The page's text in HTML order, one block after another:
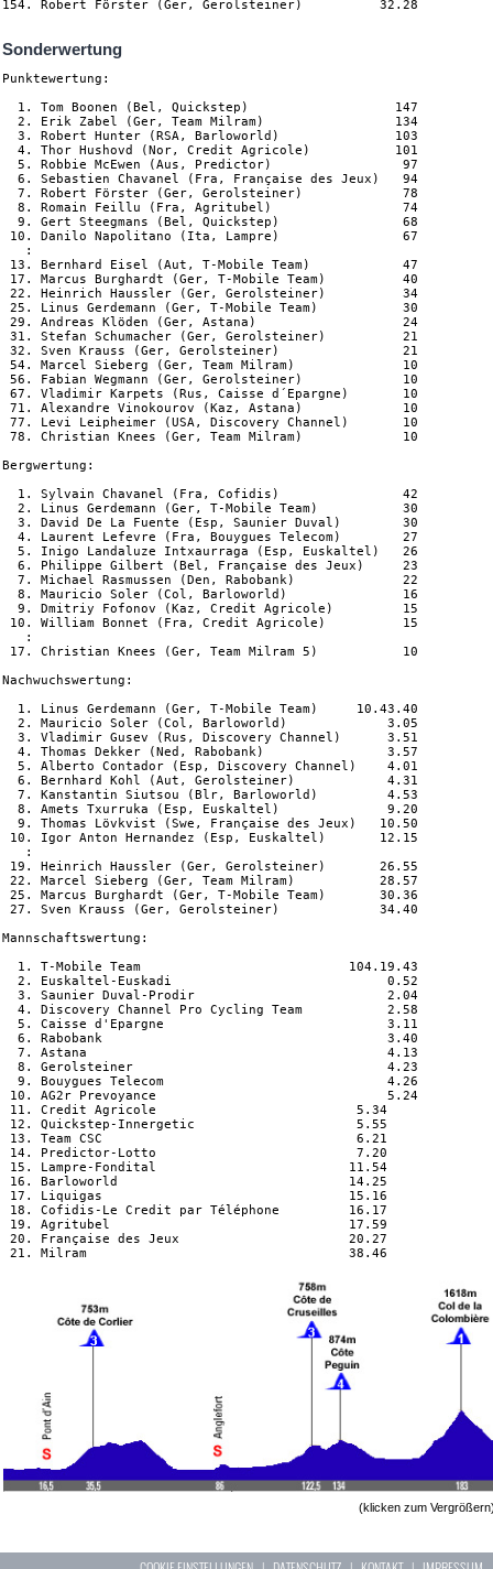
Sonderwertung
Punktewertung:
  1. Tom Boonen (Bel, Quickstep)                   147
  2. Erik Zabel (Ger, Team Milram)                 134
  3. Robert Hunter (RSA, Barloworld)               103
  4. Thor Hushovd (Nor, Credit Agricole)           101
  5. Robbie McEwen (Aus, Predictor)                 97
  6. Sebastien Chavanel (Fra, Française des Jeux)   94
  7. Robert Förster (Ger, Gerolsteiner)             78
  8. Romain Feillu (Fra, Agritubel)                 74
  9. Gert Steegmans (Bel, Quickstep)                68
10. Danilo Napolitano (Ita, Lampre)                67
   :
13. Bernhard Eisel (Aut, T-Mobile Team)            47
17. Marcus Burghardt (Ger, T-Mobile Team)          40
22. Heinrich Haussler (Ger, Gerolsteiner)          34
25. Linus Gerdemann (Ger, T-Mobile Team)           30
29. Andreas Klöden (Ger, Astana)                   24
31. Stefan Schumacher (Ger, Gerolsteiner)          21
32. Sven Krauss (Ger, Gerolsteiner)                21
54. Marcel Sieberg (Ger, Team Milram)              10
56. Fabian Wegmann (Ger, Gerolsteiner)             10
67. Vladimir Karpets (Rus, Caisse d´Epargne)       10
71. Alexandre Vinokourov (Kaz, Astana)             10
77. Levi Leipheimer (USA, Discovery Channel)       10
78. Christian Knees (Ger, Team Milram)             10
Bergwertung:
  1. Sylvain Chavanel (Fra, Cofidis)                42
  2. Linus Gerdemann (Ger, T-Mobile Team)           30
  3. David De La Fuente (Esp, Saunier Duval)        30
  4. Laurent Lefevre (Fra, Bouygues Telecom)        27
  5. Inigo Landaluze Intxaurraga (Esp, Euskaltel)   26
  6. Philippe Gilbert (Bel, Française des Jeux)     23
  7. Michael Rasmussen (Den, Rabobank)              22
  8. Mauricio Soler (Col, Barloworld)               16
  9. Dmitriy Fofonov (Kaz, Credit Agricole)         15
10. William Bonnet (Fra, Credit Agricole)          15
   :
17. Christian Knees (Ger, Team Milram 5)           10
Nachwuchswertung:
  1. Linus Gerdemann (Ger, T-Mobile Team)     10.43.40
  2. Mauricio Soler (Col, Barloworld)             3.05
  3. Vladimir Gusev (Rus, Discovery Channel)      3.51
  4. Thomas Dekker (Ned, Rabobank)                3.57
  5. Alberto Contador (Esp, Discovery Channel)    4.01
  6. Bernhard Kohl (Aut, Gerolsteiner)            4.31
  7. Kanstantin Siutsou (Blr, Barloworld)         4.53
  8. Amets Txurruka (Esp, Euskaltel)              9.20
  9. Thomas Lövkvist (Swe, Française des Jeux)   10.50
10. Igor Anton Hernandez (Esp, Euskaltel)       12.15
   :
19. Heinrich Haussler (Ger, Gerolsteiner)       26.55
22. Marcel Sieberg (Ger, Team Milram)           28.57
25. Marcus Burghardt (Ger, T-Mobile Team)       30.36
27. Sven Krauss (Ger, Gerolsteiner)             34.40
Mannschaftswertung:
  1. T-Mobile Team                           104.19.43
  2. Euskaltel-Euskadi                            0.52
  3. Saunier Duval-Prodir                         2.04
  4. Discovery Channel Pro Cycling Team           2.58
  5. Caisse d'Epargne                             3.11
  6. Rabobank                                     3.40
  7. Astana                                       4.13
  8. Gerolsteiner                                 4.23
  9. Bouygues Telecom                             4.26
10. AG2r Prevoyance                              5.24
11. Credit Agricole                          5.34
12. Quickstep-Innergetic                     5.55
13. Team CSC                                 6.21
14. Predictor-Lotto                          7.20
15. Lampre-Fondital                         11.54
16. Barloworld                              14.25
17. Liquigas                                15.16
18. Cofidis-Le Credit par Téléphone         16.17
19. Agritubel                               17.59
20. Française des Jeux                      20.27
(klicken zum